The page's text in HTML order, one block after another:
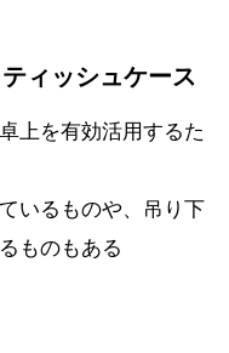
ィッシュケース
上を有効活用するた
いるものや、吊り下
ものもある